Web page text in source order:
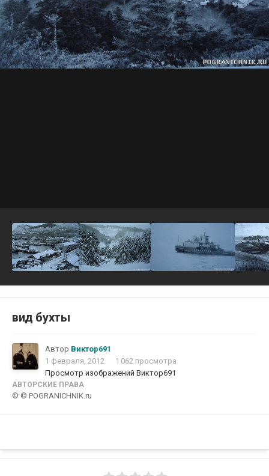
вид бухты
Автор Виктор691
1 февраля, 2012
1 062 просмотра
Просмотр изображений Виктор691
АВТОРСКИЕ ПРАВА
© © POGRANICHNIK.ru